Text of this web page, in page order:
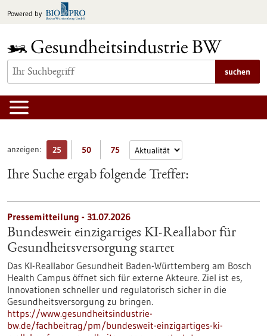
Inhalt
Powered by
suchen
anzeigen: 25 50 75
Ihre Suche ergab folgende Treffer:
Pressemitteilung - 31.07.2026
Bundesweit einzigartiges KI-Reallabor für
Gesundheits­versorgung startet
Das KI-Reallabor Gesundheit Baden-Württemberg am Bosch
Health Campus öffnet sich für externe Akteure. Ziel ist es,
Innovationen schneller und regulatorisch sicher in die
Gesundheitsversorgung zu bringen.
https://www.gesundheitsindustrie-
bw.de/fachbeitrag/pm/bundesweit-einzigartiges-ki-